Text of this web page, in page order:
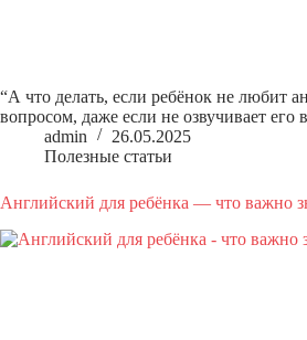
“А что делать, если ребёнок не любит
вопросом, даже если не озвучивает
admin
26.05.2025
Полезные статьи
Английский для ребёнка — что важно